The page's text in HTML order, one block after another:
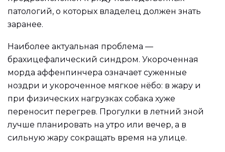
патологий, о которых владелец должен знать
заранее.
Наиболее актуальная проблема —
брахицефалический синдром. Укороченная
морда аффенпинчера означает суженные
ноздри и укороченное мягкое нёбо: в жару и
при физических нагрузках собака хуже
переносит перегрев. Прогулки в летний зной
лучше планировать на утро или вечер, а в
сильную жару сокращать время на улице.